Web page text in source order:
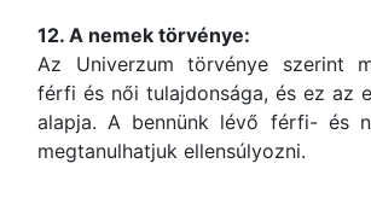
12. A nemek törvénye:
Az Univerzum törvénye szerint
férfi és női tulajdonsága, és ez az
alapja. A bennünk lévő férfi- és
megtanulhatjuk ellensúlyozni.